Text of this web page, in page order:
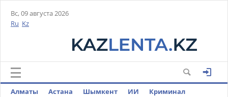
Вс, 09 августа 2026
Ru Kz
Алматы Астана Шымкент ИИ
Криминал